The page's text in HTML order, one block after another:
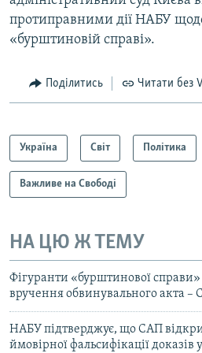
протиправними дії НАБУ
«бурштиновій справі».
Поділитись Читати без
Україна Світ Політика
Важливе на Свободі
НА ЦЮ Ж ТЕМУ
Фігуранти «бурштинової справи»
вручення обвинувального акта –
НАБУ підтверджує, що САП
ймовірної фальсифікації